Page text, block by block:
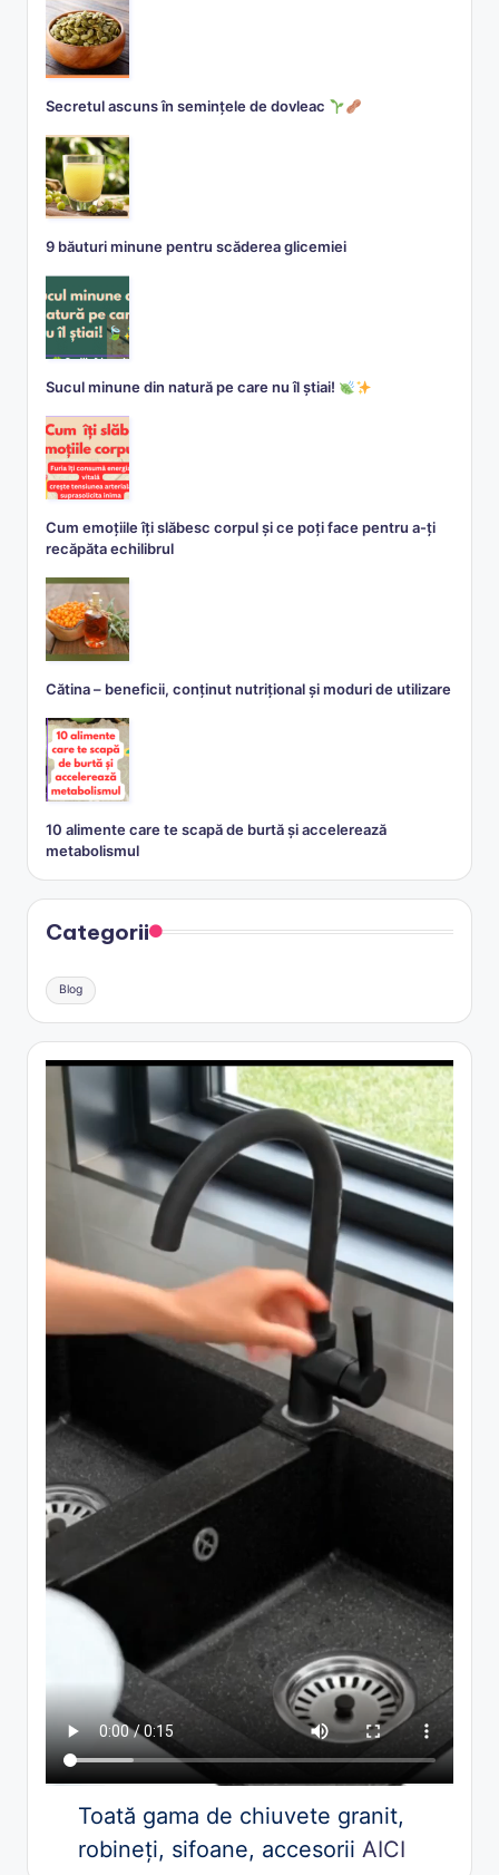
Secretul ascuns în semințele de dovleac
9 băuturi minune pentru scăderea glicemiei
Sucul minune din natură pe care nu îl știai!
Cum emoțiile îți slăbesc corpul și ce poți face pentru a-ți
recăpăta echilibrul
Cătina – beneficii, conținut nutrițional și moduri de utilizare
10 alimente care te scapă de burtă și accelerează
metabolismul
Categorii
Blog
Toată gama de chiuvete granit,
robineți, sifoane, accesoriiAICI